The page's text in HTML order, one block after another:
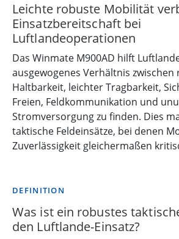
Leichte robuste Mobilität
Einsatzbereitschaft bei
Luftlandeoperationen
Das Winmate M900AD hilft
ausgewogenes Verhältnis
Haltbarkeit, leichter Tragbarkeit,
Freien, Feldkommunikation und
Stromversorgung zu finden. Dies
taktische Feldeinsätze, bei denen
Zuverlässigkeit gleichermaßen
DEFINITION
Was ist ein robustes
den Luftlande-Einsatz?